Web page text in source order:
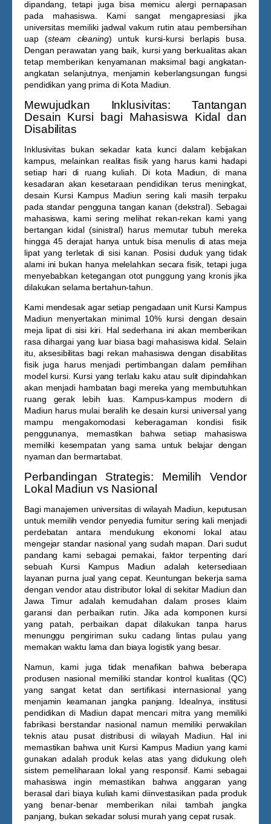
dipandang, tetapi juga bisa memicu alergi pernapasan
pada mahasiswa. Kami sangat mengapresiasi jika
universitas memiliki jadwal vakum rutin atau pembersihan
uap (steam cleaning) untuk kursi-kursi berlapis busa.
Dengan perawatan yang baik, kursi yang berkualitas akan
tetap memberikan kenyamanan maksimal bagi angkatan-
angkatan selanjutnya, menjamin keberlangsungan fungsi
pendidikan yang prima di Kota Madiun.
Mewujudkan Inklusivitas: Tantangan
Desain Kursi bagi Mahasiswa Kidal dan
Disabilitas
Inklusivitas bukan sekadar kata kunci dalam kebijakan
kampus, melainkan realitas fisik yang harus kami hadapi
setiap hari di ruang kuliah. Di kota Madiun, di mana
kesadaran akan kesetaraan pendidikan terus meningkat,
desain Kursi Kampus Madiun sering kali masih terpaku
pada standar pengguna tangan kanan (dekstral). Sebagai
mahasiswa, kami sering melihat rekan-rekan kami yang
bertangan kidal (sinistral) harus memutar tubuh mereka
hingga 45 derajat hanya untuk bisa menulis di atas meja
lipat yang terletak di sisi kanan. Posisi duduk yang tidak
alami ini bukan hanya melelahkan secara fisik, tetapi juga
menyebabkan ketegangan otot punggung yang kronis jika
dilakukan selama bertahun-tahun.
Kami mendesak agar setiap pengadaan unit Kursi Kampus
Madiun menyertakan minimal 10% kursi dengan desain
meja lipat di sisi kiri. Hal sederhana ini akan memberikan
rasa dihargai yang luar biasa bagi mahasiswa kidal. Selain
itu, aksesibilitas bagi rekan mahasiswa dengan disabilitas
fisik juga harus menjadi pertimbangan dalam pemilihan
model kursi. Kursi yang terlalu kaku atau sulit dipindahkan
akan menjadi hambatan bagi mereka yang membutuhkan
ruang gerak lebih luas. Kampus-kampus modern di
Madiun harus mulai beralih ke desain kursi universal yang
mampu mengakomodasi keberagaman kondisi fisik
penggunanya, memastikan bahwa setiap mahasiswa
memiliki kesempatan yang sama untuk belajar dengan
nyaman dan bermartabat.
Perbandingan Strategis: Memilih Vendor
Lokal Madiun vs Nasional
Bagi manajemen universitas di wilayah Madiun, keputusan
untuk memilih vendor penyedia furnitur sering kali menjadi
perdebatan antara mendukung ekonomi lokal atau
mengejar standar nasional yang sudah mapan. Dari sudut
pandang kami sebagai pemakai, faktor terpenting dari
sebuah Kursi Kampus Madiun adalah ketersediaan
layanan purna jual yang cepat. Keuntungan bekerja sama
dengan vendor atau distributor lokal di sekitar Madiun dan
Jawa Timur adalah kemudahan dalam proses klaim
garansi dan perbaikan rutin. Jika ada komponen kursi
yang patah, perbaikan dapat dilakukan tanpa harus
menunggu pengiriman suku cadang lintas pulau yang
memakan waktu lama dan biaya logistik yang besar.
Namun, kami juga tidak menafikan bahwa beberapa
produsen nasional memiliki standar kontrol kualitas (QC)
yang sangat ketat dan sertifikasi internasional yang
menjamin keamanan jangka panjang. Idealnya, institusi
pendidikan di Madiun dapat mencari mitra yang memiliki
fabrikasi berstandar nasional namun memiliki perwakilan
teknis atau pusat distribusi di wilayah Madiun. Hal ini
memastikan bahwa unit Kursi Kampus Madiun yang kami
gunakan adalah produk kelas atas yang didukung oleh
sistem pemeliharaan lokal yang responsif. Kami sebagai
mahasiswa ingin memastikan bahwa anggaran yang
berasal dari biaya kuliah kami diinvestasikan pada produk
yang benar-benar memberikan nilai tambah jangka
panjang, bukan sekadar solusi murah yang cepat rusak.